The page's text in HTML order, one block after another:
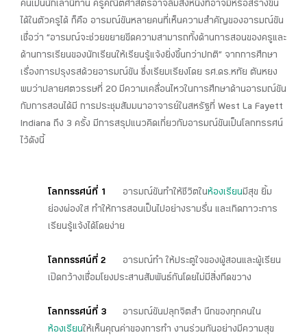
คนเป็นนักเล่านิทาน ครูคณิตศาสตร์อาจลืมสิ่งหนึ่งที่อาจมีหรือสร้างขึ้น
ได้ในตัวครูได้ ก็คือ อารมณ์ขันหลายคนที่เห็นความสำคัญของอารมณ์ขัน
เชื่อว่า “อารมณ์จะช่วยขยายขีดความสามารถทั้งด้านการสอนของครูและ
ด้านการเรียนของนักเรียนให้เรียนรู้แจ้งยิ่งขึ้นกว่าปกติ” จากการศึกษา
เรื่องการปรุงรสด้วยอารมณ์ขัน ซึ่งเรียบเรียงโดย รศ.ดร.หทัย ตันหยง
พบว่าปลายศตวรรษที่ 20 มีความเคลื่อนไหวในการศึกษาด้านอารมณ์ขัน
กับการสอนได้มี การประชุมสัมมนาอาจารย์ในสหรัฐที่ West La Fayett
Indiana ถึง 3 ครั้ง มีการสรุปแนวคิดเกี่ยวกับอารมณ์ขันเป็นโลกทรรศน์
ไว้ดังนี้
โลกทรรศน์ที่ 1 อารมณ์ขันทำให้ชีวิตในห้องเรียนมีสุข ยิ้ม
ย่องผ่องใส ทำให้การสอนเป็นไปอย่างราบรื่น และเกิดภาวะการ
เรียนรู้แจ้งได้โดยง่าย
โลกทรรศน์ที่ 2 อารมณ์ทำ ให้ประตูใจของผู้สอนและผู้เรียน
เปิดกว้างเชื่อมโยงประสานสัมพันธ์กันโดยไม่มีสิ่งกีดขวาง
โลกทรรศน์ที่ 3 อารมณ์ขันปลุกจิตสำ นึกของทุกคนใน
ห้องเรียนให้เห็นคุณค่าของการทำ งานร่วมกันอย่างมีความสุข